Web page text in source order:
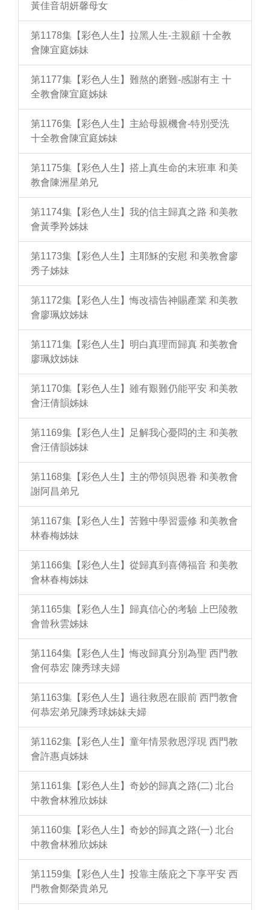
黃佳音胡妍馨母女
第1178集【彩色人生】拉黑人生-主親顧 十全教
會陳宜庭姊妹
第1177集【彩色人生】難熬的磨難-感謝有主 十
全教會陳宜庭姊妹
第1176集【彩色人生】主給母親機會-特別受洗
十全教會陳宜庭姊妹
第1175集【彩色人生】搭上真生命的末班車 和美
教會陳洲星弟兄
第1174集【彩色人生】我的信主歸真之路 和美教
會黃季羚姊妹
第1173集【彩色人生】主耶穌的安慰 和美教會廖
秀子姊妹
第1172集【彩色人生】悔改禱告神賜產業 和美教
會廖珮妏姊妹
第1171集【彩色人生】明白真理而歸真 和美教會
廖珮妏姊妹
第1170集【彩色人生】雖有艱難仍能平安 和美教
會汪倩韻姊妹
第1169集【彩色人生】足解我心憂悶的主 和美教
會汪倩韻姊妹
第1168集【彩色人生】主的帶領與恩眷 和美教會
謝阿昌弟兄
第1167集【彩色人生】苦難中學習靈修 和美教會
林春梅姊妹
第1166集【彩色人生】從歸真到喜傳福音 和美教
會林春梅姊妹
第1165集【彩色人生】歸真信心的考驗 上巴陵教
會曾秋雲姊妹
第1164集【彩色人生】悔改歸真分別為聖 西門教
會何恭宏 陳秀球夫婦
第1163集【彩色人生】過往救恩在眼前 西門教會
何恭宏弟兄陳秀球姊妹夫婦
第1162集【彩色人生】童年情景救恩浮現 西門教
會許惠貞姊妹
第1161集【彩色人生】奇妙的歸真之路(二) 北台
中教會林雅欣姊妹
第1160集【彩色人生】奇妙的歸真之路(一) 北台
中教會林雅欣姊妹
第1159集【彩色人生】投靠主蔭庇之下享平安 西
門教會鄭榮貴弟兄